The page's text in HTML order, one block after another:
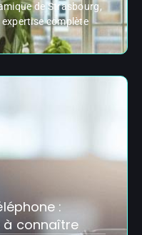
de Strasbourg,
complète
:
à connaître